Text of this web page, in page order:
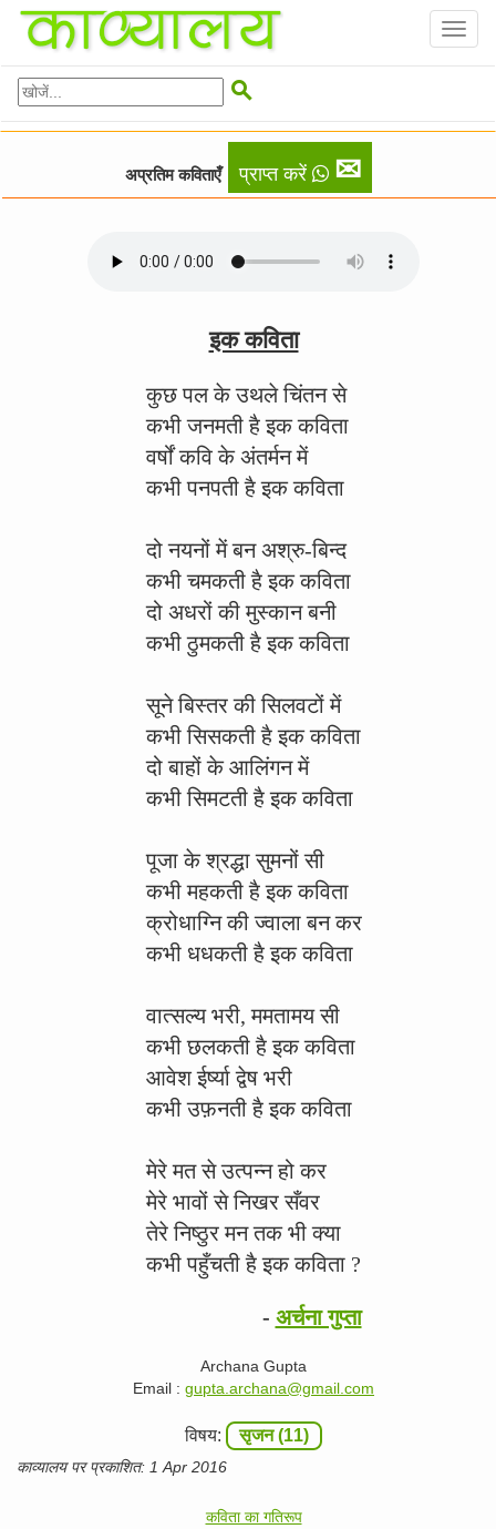

अप्रतिम कविताएँ प्राप्त करें ✉
इक कविता
कुछ पल के उथले चिंतन से
कभी जनमती है इक कविता
वर्षों कवि के अंतर्मन में
कभी पनपती है इक कविता
दो नयनों में बन अश्रु-बिन्द
कभी चमकती है इक कविता
दो अधरों की मुस्कान बनी
कभी ठुमकती है इक कविता
सूने बिस्तर की सिलवटों में
कभी सिसकती है इक कविता
दो बाहों के आलिंगन में
कभी सिमटती है इक कविता
पूजा के श्रद्धा सुमनों सी
कभी महकती है इक कविता
क्रोधाग्नि की ज्वाला बन कर
कभी धधकती है इक कविता
वात्सल्य भरी, ममतामय सी
कभी छलकती है इक कविता
आवेश ईर्ष्या द्वेष भरी
कभी उफ़नती है इक कविता
मेरे मत से उत्पन्न हो कर
मेरे भावों से निखर सँवर
तेरे निष्ठुर मन तक भी क्या
कभी पहुँचती है इक कविता ?
- अर्चना गुप्ता
Archana Gupta
Email : gupta.archana@gmail.com
विषय: सृजन (11)
काव्यालय पर प्रकाशित: 1 Apr 2016
कविता का गतिरूप